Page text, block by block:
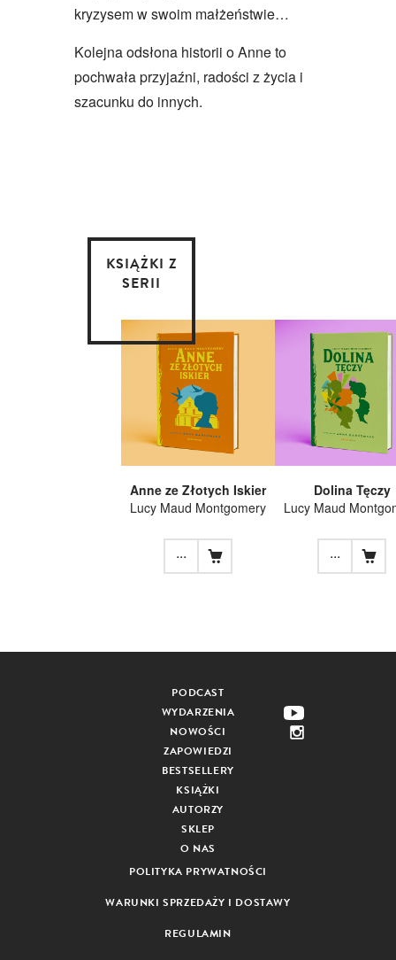
kryzysem w swoim małżeństwie…
Kolejna odsłona historii o Anne to
pochwała przyjaźni, radości z życia i
szacunku do innych.
KSIĄŻKI Z
SERII
Anne ze Złotych Iskier
Lucy Maud Montgomery
...
Dolina Tęczy
Lucy Maud
...
PODCAST
WYDARZENIA
NOWOŚCI
ZAPOWIEDZI
BESTSELLERY
KSIĄŻKI
AUTORZY
SKLEP
O NAS
POLITYKA PRYWATNOŚCI
WARUNKI SPRZEDAŻY I DOSTAWY
REGULAMIN